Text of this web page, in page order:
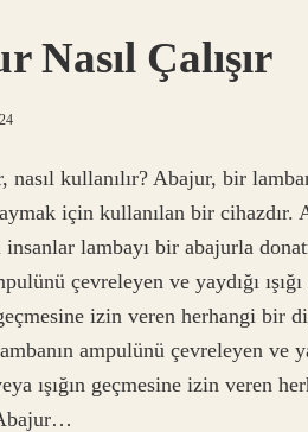
Nasıl Çalışır
nasıl kullanılır? Abajur, bir
için kullanılan bir cihazdır.
lambayı bir abajurla
çevreleyen ve yaydığı
geçmesine izin veren herhangi
ampulünü çevreleyen ve
ışığın geçmesine izin veren